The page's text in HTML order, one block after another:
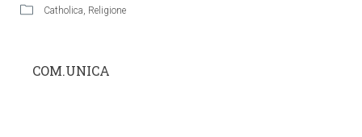
Catholica, Religione
COM.UNICA